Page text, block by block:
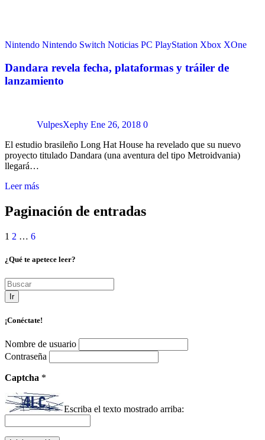
Nintendo Nintendo Switch Noticias PC PlayStation Xbox XOne
Dandara revela fecha, plataformas y tráiler de
lanzamiento
VulpesXephy Ene 26, 2018 0
El estudio brasileño Long Hat House ha revelado que su nuevo
proyecto titulado Dandara (una aventura del tipo Metroidvania)
llegará…
Leer más
Paginación de entradas
1 2 … 6
¿Qué te apetece leer?
Ir
¡Conéctate!
Nombre de usuario
Contraseña
Captcha *
Escriba el texto mostrado arriba: